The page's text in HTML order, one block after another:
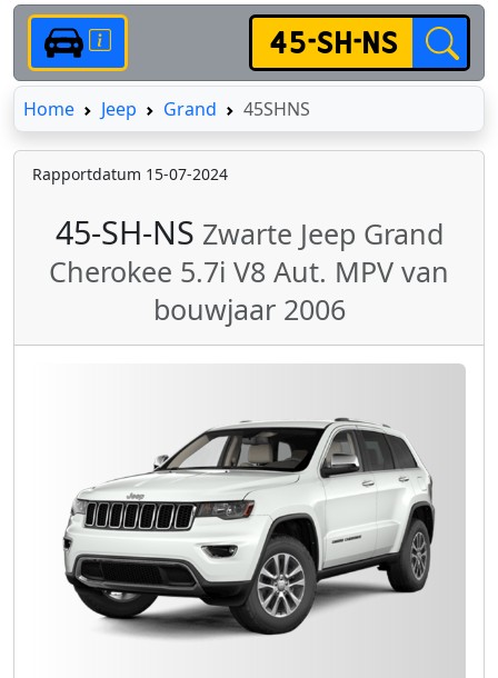
HomeHome
Jeep Grand 45SHNS
Rapportdatum 15-07-2024
45-SH-NS Zwarte Jeep Grand
Cherokee 5.7i V8 Aut. MPV van
bouwjaar 2006